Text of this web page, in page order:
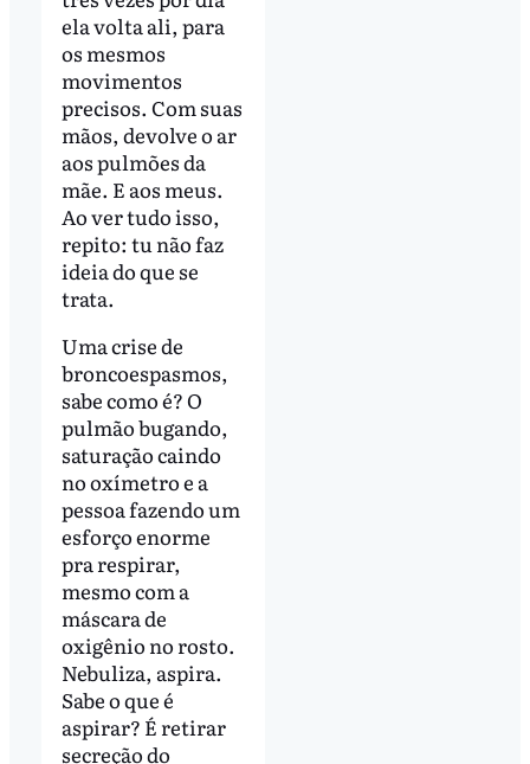
ela volta ali, para
os mesmos
movimentos
precisos. Com suas
mãos, devolve o ar
aos pulmões da
mãe. E aos meus.
Ao ver tudo isso,
repito: tu não faz
ideia do que se
trata.
Uma crise de
broncoespasmos,
sabe como é? O
pulmão bugando,
saturação caindo
no oxímetro e a
pessoa fazendo um
esforço enorme
pra respirar,
mesmo com a
máscara de
oxigênio no rosto.
Nebuliza, aspira.
Sabe o que é
aspirar? É retirar
secreção do